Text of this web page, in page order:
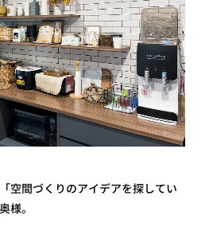
空間づくりのアイデアを探してい
様。